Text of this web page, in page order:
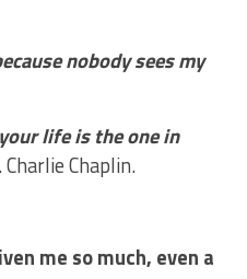
nobody sees my
life is the one in
Chaplin.
me so much, even a